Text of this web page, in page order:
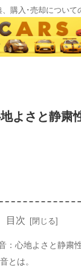
購入･売却について
よさと静粛
目次
：心地よさと静粛
とは。